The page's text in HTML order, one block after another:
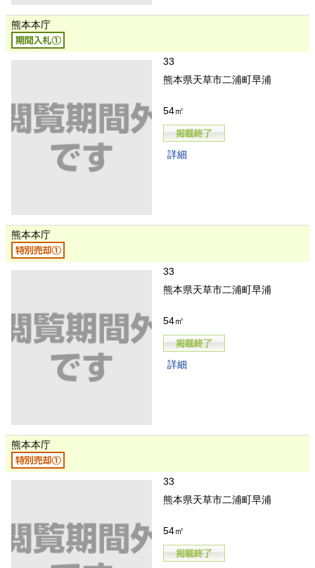
熊本本庁
33
熊本県天草市二浦町早浦
54㎡
詳細
熊本本庁
33
熊本県天草市二浦町早浦
54㎡
詳細
熊本本庁
33
熊本県天草市二浦町早浦
54㎡